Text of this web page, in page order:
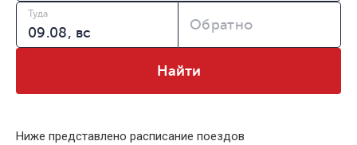
Туда
Обратно
Найти
Ниже представлено расписание поездов